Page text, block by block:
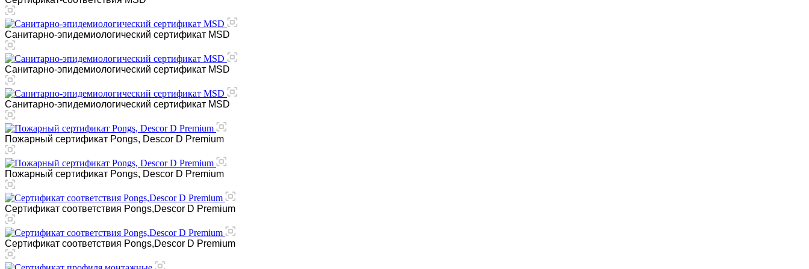
Санитарно-эпидемиологический сертификат MSD
Санитарно-эпидемиологический сертификат MSD
Санитарно-эпидемиологический сертификат MSD
Пожарный сертификат Pongs, Descor D Premium
Пожарный сертификат Pongs, Descor D Premium
Сертификат соответствия Pongs,Descor D Premium
Сертификат соответствия Pongs,Descor D Premium